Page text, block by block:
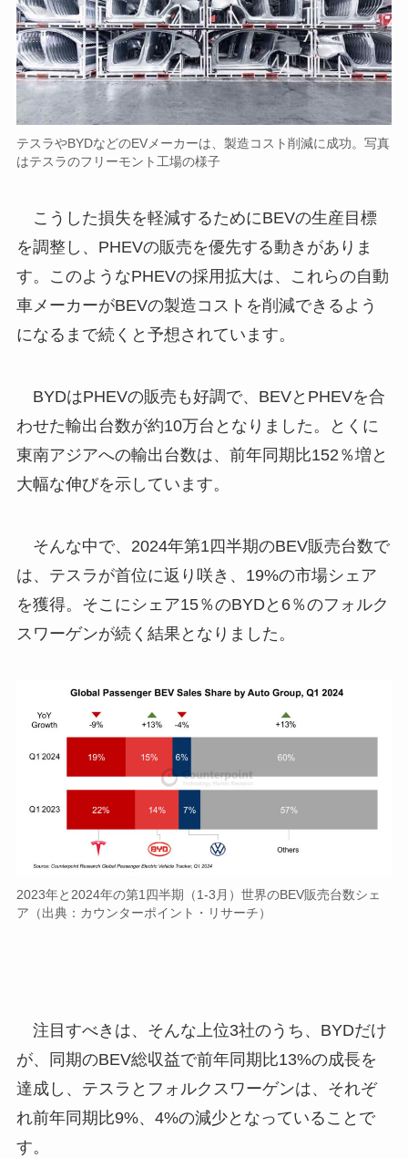
テスラやBYDなどのEVメーカーは、製造コスト削減に成功。写真
はテスラのフリーモント工場の様子
こうした損失を軽減するためにBEVの生産目標
を調整し、PHEVの販売を優先する動きがありま
す。このようなPHEVの採用拡大は、これらの自動
車メーカーがBEVの製造コストを削減できるよう
になるまで続くと予想されています。
BYDはPHEVの販売も好調で、BEVとPHEVを合
わせた輸出台数が約10万台となりました。とくに
東南アジアへの輸出台数は、前年同期比152％増と
大幅な伸びを示しています。
そんな中で、2024年第1四半期のBEV販売台数で
は、テスラが首位に返り咲き、19%の市場シェア
を獲得。そこにシェア15％のBYDと6％のフォルク
スワーゲンが続く結果となりました。
2023年と2024年の第1四半期（1-3月）世界のBEV販売台数シェ
ア（出典：カウンターポイント・リサーチ）
注目すべきは、そんな上位3社のうち、BYDだけ
が、同期のBEV総収益で前年同期比13%の成長を
達成し、テスラとフォルクスワーゲンは、それぞ
れ前年同期比9%、4%の減少となっていることで
す。